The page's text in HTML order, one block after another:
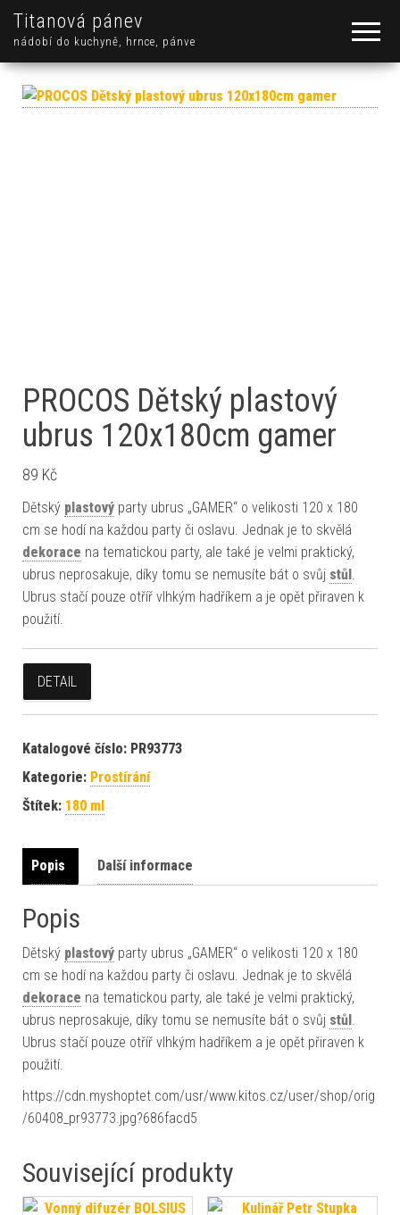
Titanová pánev
nádobí do kuchyně, hrnce, pánve
PROCOS Dětský plastový
ubrus 120x180cm gamer
89 Kč
Dětský plastový party ubrus „GAMER“ o velikosti 120 x 180
cm se hodí na každou party či oslavu. Jednak je to skvělá
dekorace na tematickou party, ale také je velmi praktický,
ubrus neprosakuje, díky tomu se nemusíte bát o svůj stůl.
Ubrus stačí pouze otříř vlhkým hadříkem a je opět přiraven k
použití.
DETAIL
Katalogové číslo: PR93773
Kategorie: Prostírání
Štítek: 180 ml
Popis Další informace
Popis
Dětský plastový party ubrus „GAMER“ o velikosti 120 x 180
cm se hodí na každou party či oslavu. Jednak je to skvělá
dekorace na tematickou party, ale také je velmi praktický,
ubrus neprosakuje, díky tomu se nemusíte bát o svůj stůl.
Ubrus stačí pouze otříř vlhkým hadříkem a je opět přiraven k
použití.
https://cdn.myshoptet.com/usr/www.kitos.cz/user/shop/orig
/60408_pr93773.jpg?686facd5
Související produkty